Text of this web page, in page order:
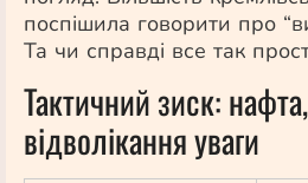
поспішила говорити про
Та чи справді все так
Тактичний зиск:
відволікання уваги